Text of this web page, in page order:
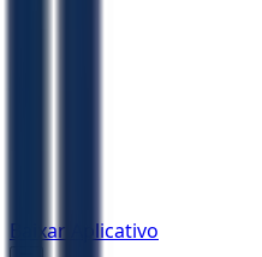
Baixar Aplicativo